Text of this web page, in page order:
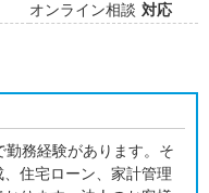
オンライン相談 対応
務経験があります。そ
住宅ローン、家計管理